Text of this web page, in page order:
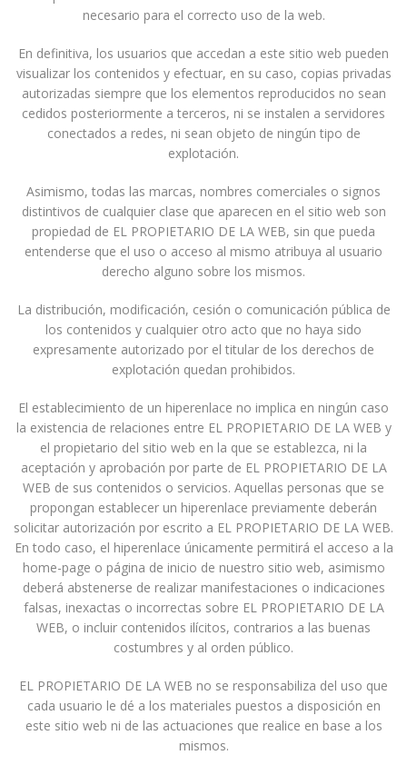
necesario para el correcto uso de la web.
En definitiva, los usuarios que accedan a este sitio web pueden
visualizar los contenidos y efectuar, en su caso, copias privadas
autorizadas siempre que los elementos reproducidos no sean
cedidos posteriormente a terceros, ni se instalen a servidores
conectados a redes, ni sean objeto de ningún tipo de
explotación.
Asimismo, todas las marcas, nombres comerciales o signos
distintivos de cualquier clase que aparecen en el sitio web son
propiedad de EL PROPIETARIO DE LA WEB, sin que pueda
entenderse que el uso o acceso al mismo atribuya al usuario
derecho alguno sobre los mismos.
La distribución, modificación, cesión o comunicación pública de
los contenidos y cualquier otro acto que no haya sido
expresamente autorizado por el titular de los derechos de
explotación quedan prohibidos.
El establecimiento de un hiperenlace no implica en ningún caso
la existencia de relaciones entre EL PROPIETARIO DE LA WEB y
el propietario del sitio web en la que se establezca, ni la
aceptación y aprobación por parte de EL PROPIETARIO DE LA
WEB de sus contenidos o servicios. Aquellas personas que se
propongan establecer un hiperenlace previamente deberán
solicitar autorización por escrito a EL PROPIETARIO DE LA WEB.
En todo caso, el hiperenlace únicamente permitirá el acceso a la
home-page o página de inicio de nuestro sitio web, asimismo
deberá abstenerse de realizar manifestaciones o indicaciones
falsas, inexactas o incorrectas sobre EL PROPIETARIO DE LA
WEB, o incluir contenidos ilícitos, contrarios a las buenas
costumbres y al orden público.
EL PROPIETARIO DE LA WEB no se responsabiliza del uso que
cada usuario le dé a los materiales puestos a disposición en
este sitio web ni de las actuaciones que realice en base a los
mismos.